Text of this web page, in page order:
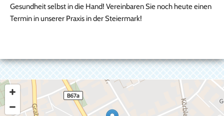
Gesundheit selbst in die Hand! Vereinbaren Sie noch heute einen
Termin in unserer Praxis in der Steiermark!